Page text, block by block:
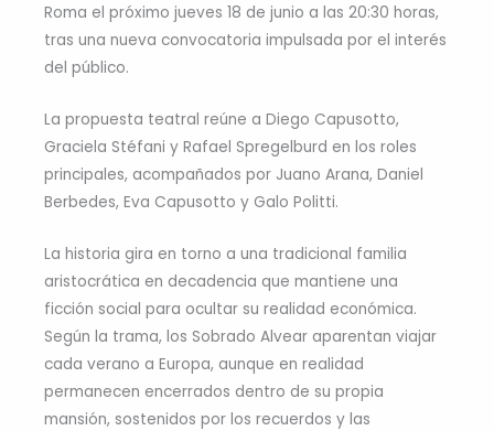
Roma el próximo jueves 18 de junio a las 20:30 horas,
tras una nueva convocatoria impulsada por el interés
del público.
La propuesta teatral reúne a Diego Capusotto,
Graciela Stéfani y Rafael Spregelburd en los roles
principales, acompañados por Juano Arana, Daniel
Berbedes, Eva Capusotto y Galo Politti.
La historia gira en torno a una tradicional familia
aristocrática en decadencia que mantiene una
ficción social para ocultar su realidad económica.
Según la trama, los Sobrado Alvear aparentan viajar
cada verano a Europa, aunque en realidad
permanecen encerrados dentro de su propia
mansión, sostenidos por los recuerdos y las